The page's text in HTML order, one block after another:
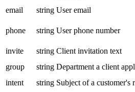
email
string User email
phone
string User phone number
invite
string Client invitation text
group
string Department a client
intent
string Subject of a customer's